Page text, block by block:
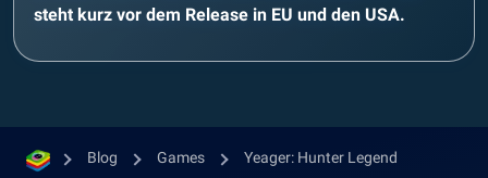
steht kurz vor dem Release in EU und den USA.
Blog Games Yeager: Hunter Legend